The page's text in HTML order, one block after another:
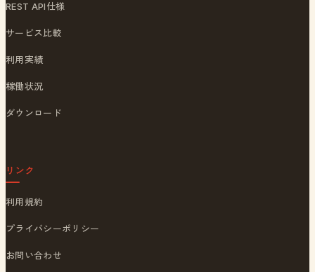
REST API仕様
サービス比較
利用実績
稼働状況
ダウンロード
リンク
利用規約
プライバシーポリシー
お問い合わせ